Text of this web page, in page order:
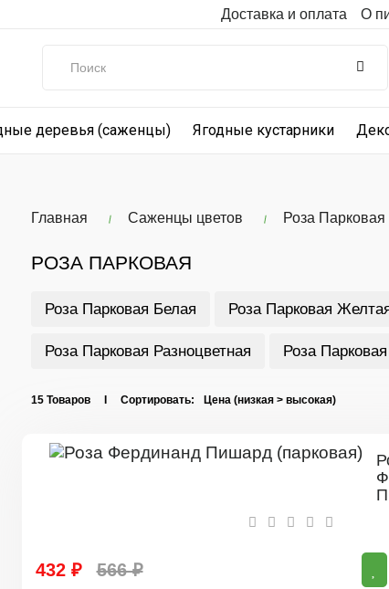
Доставка и оплата О
деревья (саженцы) Ягодные кустарники
Главная Саженцы цветов Роза Парковая
РОЗА ПАРКОВАЯ
Роза Парковая Белая Роза Парковая
Роза Парковая Разноцветная Роза
15 Товаров I Сортировать:
432 ₽ 566 ₽